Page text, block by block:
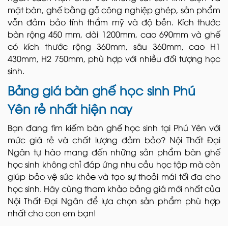
mặt bàn, ghế bằng gỗ công nghiệp ghép, sản phẩm
vẫn đảm bảo tính thẩm mỹ và độ bền. Kích thước
bàn rộng 450 mm, dài 1200mm, cao 690mm và ghế
có kích thước rộng 360mm, sâu 360mm, cao H1
430mm, H2 750mm, phù hợp với nhiều đối tượng học
sinh.
Bảng giá bàn ghế học sinh Phú
Yên rẻ nhất hiện nay
Bạn đang tìm kiếm bàn ghế học sinh tại Phú Yên với
mức giá rẻ và chất lượng đảm bảo? Nội Thất Đại
Ngân tự hào mang đến những sản phẩm bàn ghế
học sinh không chỉ đáp ứng nhu cầu học tập mà còn
giúp bảo vệ sức khỏe và tạo sự thoải mái tối đa cho
học sinh. Hãy cùng tham khảo bảng giá mới nhất của
Nội Thất Đại Ngân để lựa chọn sản phẩm phù hợp
nhất cho con em bạn!